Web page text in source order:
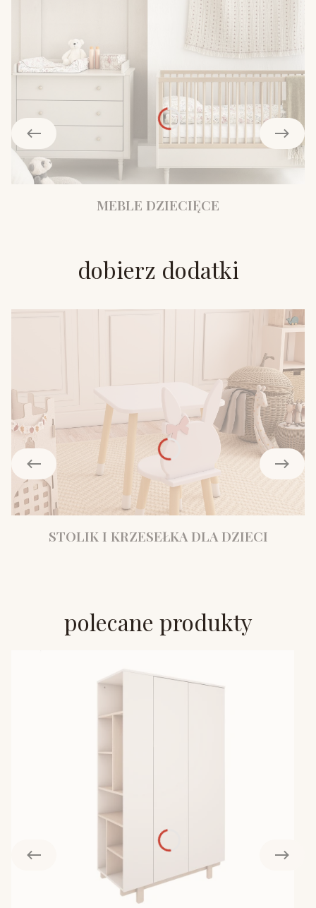
MEBLE DZIECIĘCE
dobierz dodatki
STOLIK I KRZESEŁKA DLA DZIECI
polecane produkty